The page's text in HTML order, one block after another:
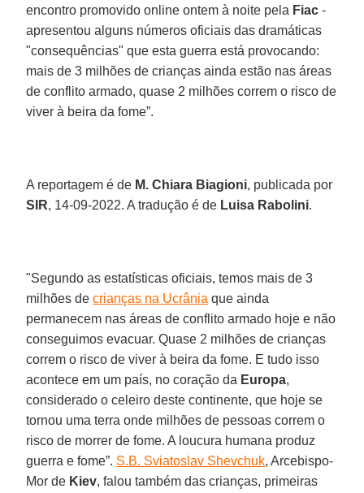
encontro promovido online ontem à noite pela Fiac -
apresentou alguns números oficiais das dramáticas
"consequências" que esta guerra está provocando:
mais de 3 milhões de crianças ainda estão nas áreas
de conflito armado, quase 2 milhões correm o risco de
viver à beira da fome”.
A reportagem é de M. Chiara Biagioni, publicada por
SIR, 14-09-2022. A tradução é de Luisa Rabolini.
"Segundo as estatísticas oficiais, temos mais de 3
milhões decrianças na Ucrânia que ainda
permanecem nas áreas de conflito armado hoje e não
conseguimos evacuar. Quase 2 milhões de crianças
correm o risco de viver à beira da fome. E tudo isso
acontece em um país, no coração da Europa,
considerado o celeiro deste continente, que hoje se
tornou uma terra onde milhões de pessoas correm o
risco de morrer de fome. A loucura humana produz
guerra e fome”. S.B. Sviatoslav Shevchuk, Arcebispo-
Mor de Kiev, falou também das crianças, primeiras